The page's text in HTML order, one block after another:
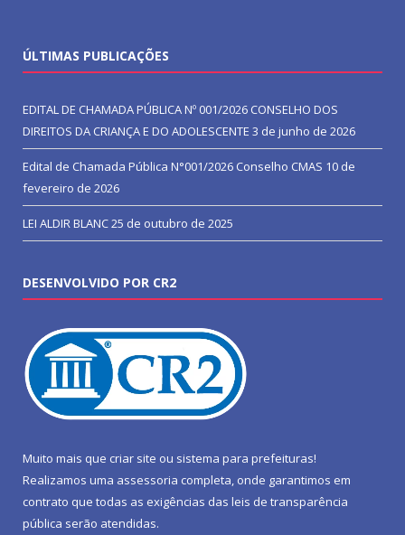
ÚLTIMAS PUBLICAÇÕES
EDITAL DE CHAMADA PÚBLICA Nº 001/2026 CONSELHO DOS
DIREITOS DA CRIANÇA E DO ADOLESCENTE 3 de junho de 2026
Edital de Chamada Pública N°001/2026 Conselho CMAS 10 de
fevereiro de 2026
LEI ALDIR BLANC25 de outubro de 2025
DESENVOLVIDO POR CR2
Muito mais que criar site ou sistema para prefeituras!
Realizamos uma assessoria completa, onde garantimos em
contrato que todas as exigências das leis de transparência
pública serão atendidas.